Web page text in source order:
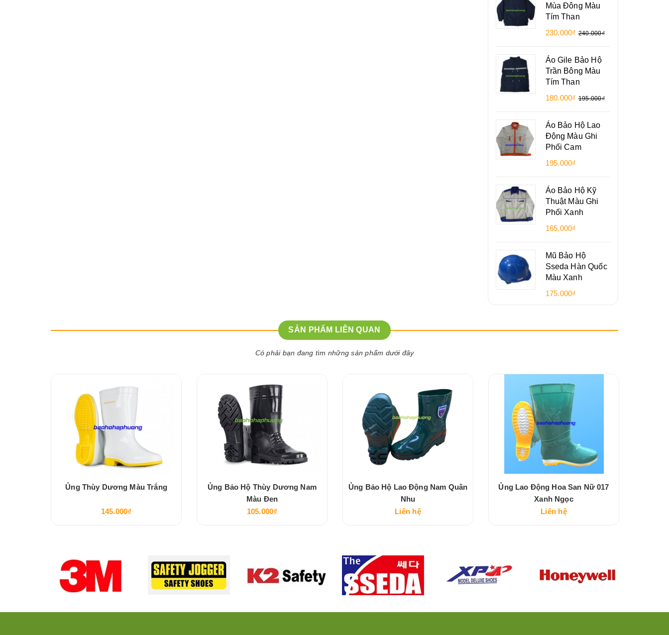
Mùa Đông Màu
Tím Than
230.000₫ 240.000₫
Áo Gile Bảo Hộ
Trần Bông Màu
Tím Than
180.000₫ 195.000₫
Áo Bảo Hộ Lao
Động Màu Ghi
Phối Cam
195.000₫
Áo Bảo Hộ Kỹ
Thuật Màu Ghi
Phối Xanh
165.000₫
Mũ Bảo Hộ
Sseda Hàn Quốc
Màu Xanh
175.000₫
SẢN PHẨM LIÊN QUAN
Có phải bạn đang tìm những sản phẩm dưới đây
Ủng Thùy Dương Màu Trắng
145.000₫
Ủng Bảo Hộ Thùy Dương Nam
Màu Đen
105.000₫
Ủng Bảo Hộ Lao Động Nam Quân
Nhu
Liên hệ
Ủng Lao Động Hoa San Nữ 017
Xanh Ngọc
Liên hệ